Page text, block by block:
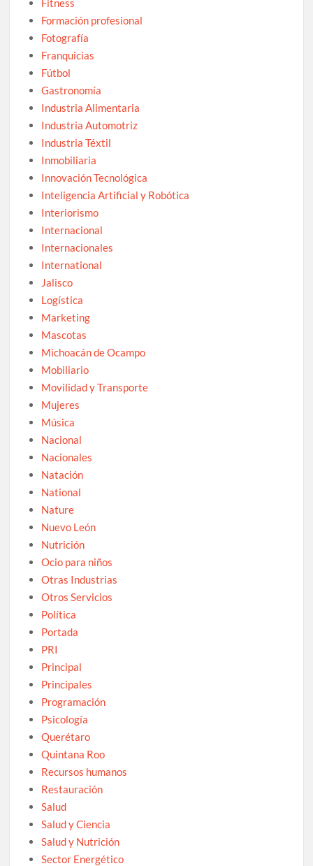
Fitness
Formación profesional
Fotografía
Franquicias
Fútbol
Gastronomía
Industria Alimentaria
Industria Automotriz
Industria Téxtil
Inmobiliaria
Innovación Tecnológica
Inteligencia Artificial y Robótica
Interiorismo
Internacional
Internacionales
International
Jalisco
Logística
Marketing
Mascotas
Michoacán de Ocampo
Mobiliario
Movilidad y Transporte
Mujeres
Música
Nacional
Nacionales
Natación
National
Nature
Nuevo León
Nutrición
Ocio para niños
Otras Industrias
Otros Servicios
Política
Portada
PRI
Principal
Principales
Programación
Psicología
Querétaro
Quintana Roo
Recursos humanos
Restauración
Salud
Salud y Ciencia
Salud y Nutrición
Sector Energético